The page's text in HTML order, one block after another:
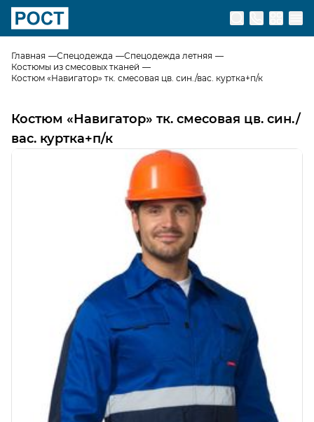
Перейти на главную страницу
Главная Спецодежда
Спецодежда летняя
Костюмы из смесовых тканей
Костюм «Навигатор» тк. смесовая цв. син./вас. куртка+п/к
Костюм «Навигатор» тк. смесовая цв. син./
вас. куртка+п/к